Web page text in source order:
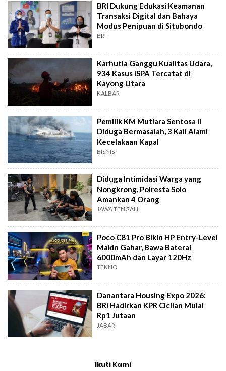
BRI Dukung Edukasi Keamanan
Transaksi Digital dan Bahaya
Modus Penipuan di Situbondo
BRI
Karhutla Ganggu Kualitas Udara,
934 Kasus ISPA Tercatat di
Kayong Utara
KALBAR
Pemilik KM Mutiara Sentosa II
Diduga Bermasalah, 3 Kali Alami
Kecelakaan Kapal
BISNIS
Diduga Intimidasi Warga yang
Nongkrong, Polresta Solo
Amankan 4 Orang
JAWA TENGAH
Poco C81 Pro Bikin HP Entry-Level
Makin Gahar, Bawa Baterai
6000mAh dan Layar 120Hz
TEKNO
Danantara Housing Expo 2026:
BRI Hadirkan KPR Cicilan Mulai
Rp1 Jutaan
JABAR
Ikuti Kami